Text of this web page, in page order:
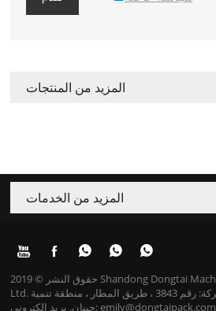
المزيد من المنتجات
المزيد من الخدمات
    
حقوق النشر © 2019 Shandong Dongtai Machinery Manufacturing Co.،
Ltd. عنوان الشركة: رقم 3843 ، طريق المطار ، منطقة تنمية Lingang ، مدينة
جينان. بريد إلكتروني: emily@dongtaipack.com